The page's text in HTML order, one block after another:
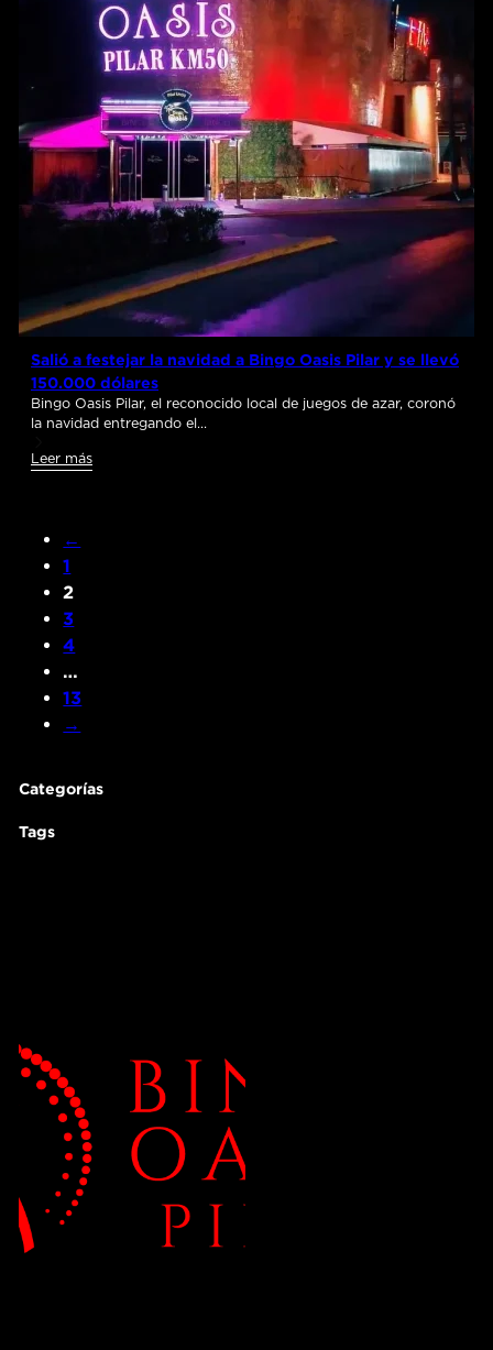
Salió a festejar la navidad a Bingo Oasis Pilar y se llevó
150.000 dólares
Bingo Oasis Pilar, el reconocido local de juegos de azar, coronó
la navidad entregando el…
Leer más
←
1
2
3
4
…
13
→
Categorías
Tags